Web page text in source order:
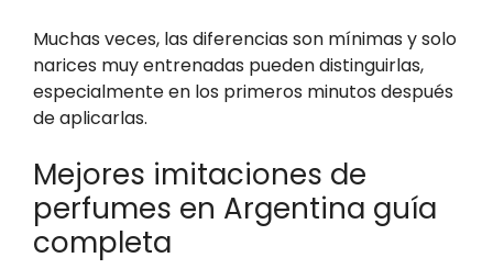
Muchas veces, las diferencias son mínimas y solo
narices muy entrenadas pueden distinguirlas,
especialmente en los primeros minutos después
de aplicarlas.
Mejores imitaciones de
perfumes en Argentina guía
completa